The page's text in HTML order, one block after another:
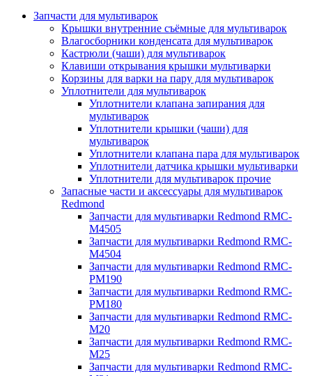
Запчасти для мультиварок
Крышки внутренние съёмные для мультиварок
Влагосборники конденсата для мультиварок
Кастрюли (чаши) для мультиварок
Клавиши открывания крышки мультиварки
Корзины для варки на пару для мультиварок
Уплотнители для мультиварок
Уплотнители клапана запирания для
мультиварок
Уплотнители крышки (чаши) для
мультиварок
Уплотнители клапана пара для мультиварок
Уплотнители датчика крышки мультиварки
Уплотнители для мультиварок прочие
Запасные части и аксессуары для мультиварок
Redmond
Запчасти для мультиварки Redmond RMC-
M4505
Запчасти для мультиварки Redmond RMC-
M4504
Запчасти для мультиварки Redmond RMC-
PM190
Запчасти для мультиварки Redmond RMC-
PM180
Запчасти для мультиварки Redmond RMC-
M20
Запчасти для мультиварки Redmond RMC-
M25
Запчасти для мультиварки Redmond RMC-